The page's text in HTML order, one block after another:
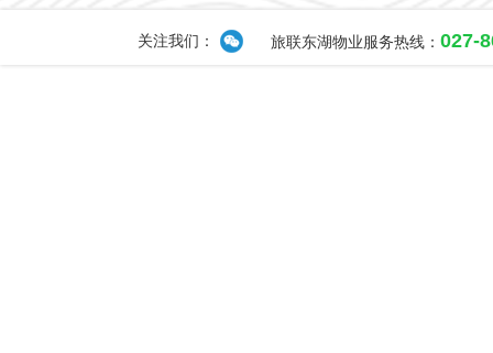
关注我们： 旅联东湖物业服务热线： 027-